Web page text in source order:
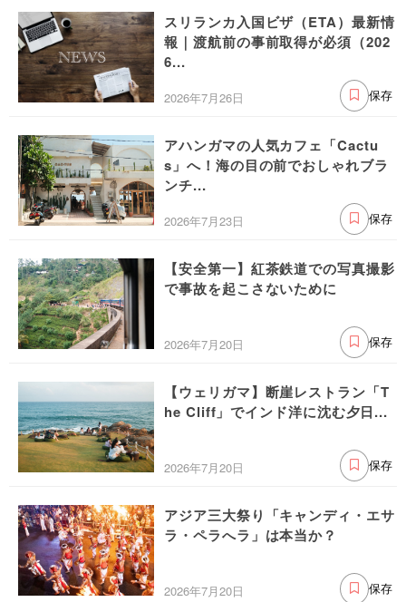
スリランカ入国ビザ（ETA）最新情
報｜渡航前の事前取得が必須（202
6...
2026年7月26日 保存
アハンガマの人気カフェ「Cactu
s」へ！海の目の前でおしゃれブラ
ンチ...
2026年7月23日 保存
【安全第一】紅茶鉄道での写真撮影
で事故を起こさないために
2026年7月20日 保存
【ウェリガマ】断崖レストラン「T
he Cliff」でインド洋に沈む夕日...
2026年7月20日 保存
アジア三大祭り「キャンディ・エサ
ラ・ペラへラ」は本当か？
2026年7月20日 保存